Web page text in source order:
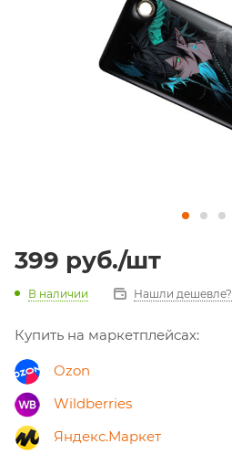
399 руб./шт
В наличии Нашли дешевле?
Купить на маркетплейсах:
Ozon
Wildberries
Яндекс.Маркет